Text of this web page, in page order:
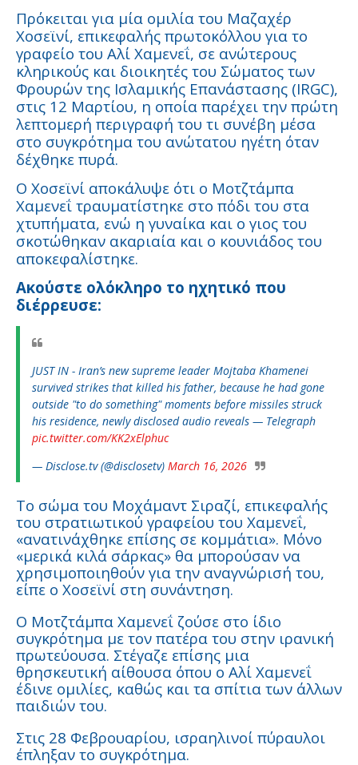
Πρόκειται για μία ομιλία του Μαζαχέρ
Χοσεϊνί, επικεφαλής πρωτοκόλλου για το
γραφείο του Αλί Χαμενεΐ, σε ανώτερους
κληρικούς και διοικητές του Σώματος των
Φρουρών της Ισλαμικής Επανάστασης (IRGC),
στις 12 Μαρτίου, η οποία παρέχει την πρώτη
λεπτομερή περιγραφή του τι συνέβη μέσα
στο συγκρότημα του ανώτατου ηγέτη όταν
δέχθηκε πυρά.
Ο Χοσεϊνί αποκάλυψε ότι ο Μοτζτάμπα
Χαμενεΐ τραυματίστηκε στο πόδι του στα
χτυπήματα, ενώ η γυναίκα και ο γιος του
σκοτώθηκαν ακαριαία και ο κουνιάδος του
αποκεφαλίστηκε.
Ακούστε ολόκληρο το ηχητικό που
διέρρευσε:
JUST IN - Iran’s new supreme leader Mojtaba Khamenei
survived strikes that killed his father, because he had gone
outside "to do something" moments before missiles struck
his residence, newly disclosed audio reveals — Telegraph
pic.twitter.com/KK2xElphuc
— Disclose.tv (@disclosetv) March 16, 2026
Το σώμα του Μοχάμαντ Σιραζί, επικεφαλής
του στρατιωτικού γραφείου του Χαμενεΐ,
«ανατινάχθηκε επίσης σε κομμάτια». Μόνο
«μερικά κιλά σάρκας» θα μπορούσαν να
χρησιμοποιηθούν για την αναγνώρισή του,
είπε ο Χοσεϊνί στη συνάντηση.
Ο Μοτζτάμπα Χαμενεΐ ζούσε στο ίδιο
συγκρότημα με τον πατέρα του στην ιρανική
πρωτεύουσα. Στέγαζε επίσης μια
θρησκευτική αίθουσα όπου ο Αλί Χαμενεΐ
έδινε ομιλίες, καθώς και τα σπίτια των άλλων
παιδιών του.
Στις 28 Φεβρουαρίου, ισραηλινοί πύραυλοι
έπληξαν το συγκρότημα.